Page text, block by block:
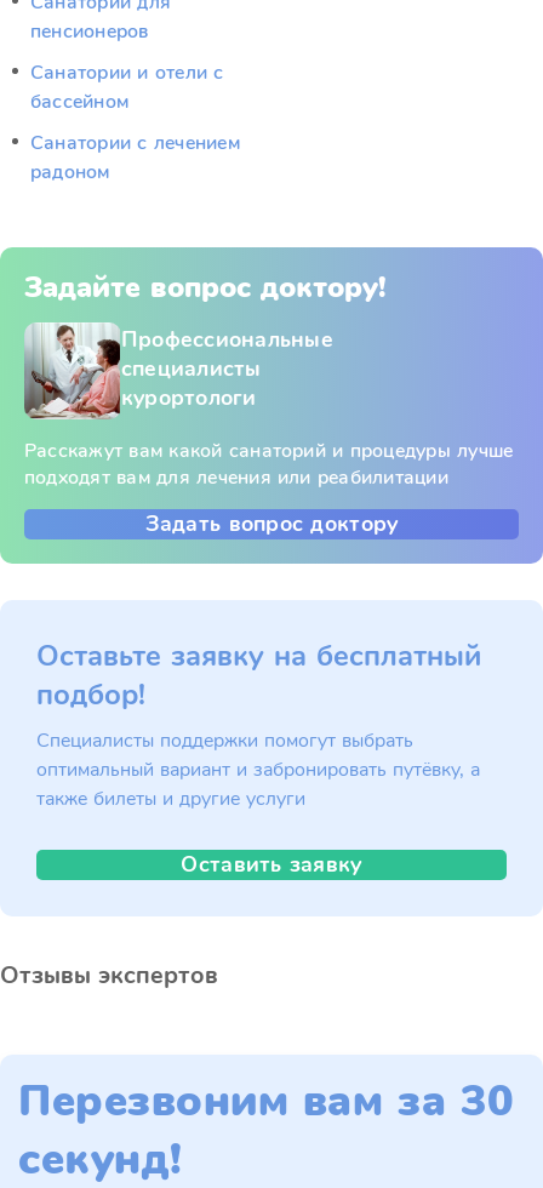
пенсионеров
Санатории и отели с
бассейном
Санатории с лечением
радоном
Задайте вопрос доктору!
Профессиональные
специалисты
курортологи
Расскажут вам какой санаторий и процедуры лучше
подходят вам для лечения или реабилитации
Задать вопрос доктору
Оставьте заявку на бесплатный
подбор!
Специалисты поддержки помогут выбрать
оптимальный вариант и забронировать путёвку, а
также билеты и другие услуги
Оставить заявку
Отзывы экспертов
Перезвоним вам за 30
секунд!